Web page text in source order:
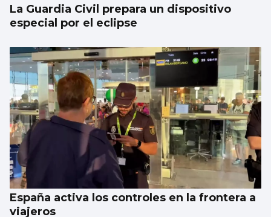
La Guardia Civil prepara un dispositivo
especial por el eclipse
España activa los controles en la frontera a
viajeros